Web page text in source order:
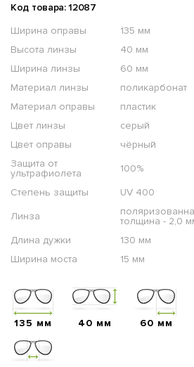
Код товара: 12087
Ширина оправы
135 мм
Высота линзы
40 мм
Ширина линзы
60 мм
Материал линзы
поликарбонат
Материал оправы
пластик
Цвет линзы
серый
Цвет оправы
чёрный
Защита от
ультрафиолета
100%
Степень защиты
UV 400
Линза
толщина - 2,0
Длина дужки
130 мм
Ширина моста
15 мм
135 мм 40 мм 60 мм